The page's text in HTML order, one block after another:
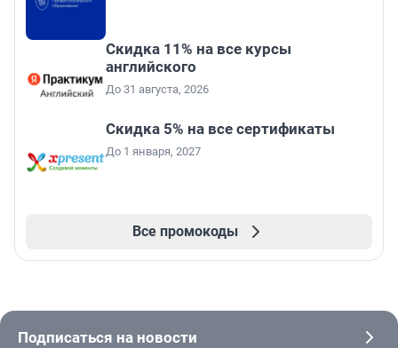
Скидка 11% на все курсы
английского
До 31 августа, 2026
Скидка 5% на все сертификаты
До 1 января, 2027
Все промокоды
Подписаться на новости